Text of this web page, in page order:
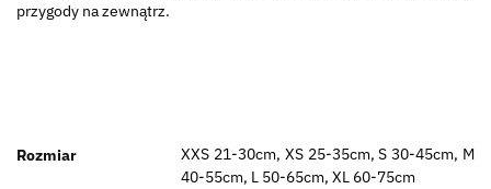
przygody na zewnątrz.
Rozmiar
XXS 21-30cm, XS 25-35cm, S 30-45cm, M
40-55cm, L 50-65cm, XL 60-75cm